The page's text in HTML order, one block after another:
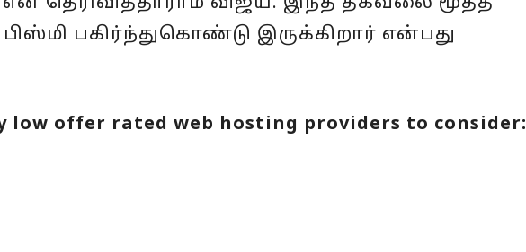
பகிர்ந்துகொண்டு இருக்கிறார் என்பது
low offer rated web hosting providers to consider: